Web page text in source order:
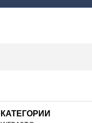
КАТЕГОРИИ